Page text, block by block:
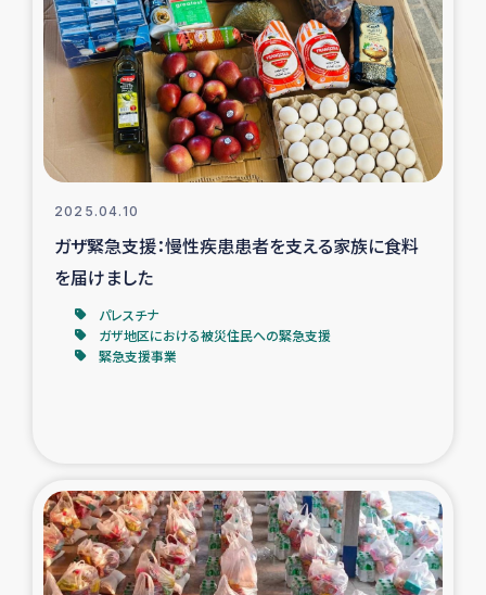
2025.04.10
ガザ緊急支援：慢性疾患患者を支える家族に食料
を届けました
パレスチナ
ガザ地区における被災住民への緊急支援
緊急支援事業